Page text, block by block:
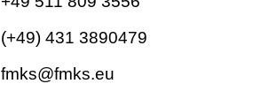
(+49) 431 3890479
fmks@fmks.eu